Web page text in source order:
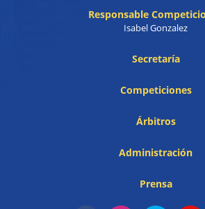
Responsable
Isabel Gonzalez
Secretaría
Competiciones
Árbitros
Administración
Prensa